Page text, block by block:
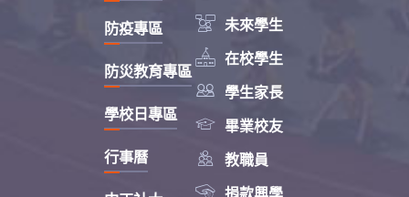
 未來學生
 在校學生
 學生家長
 畢業校友
 教職員
 捐款興學
防疫專區
防災教育專區
學校日專區
行事曆